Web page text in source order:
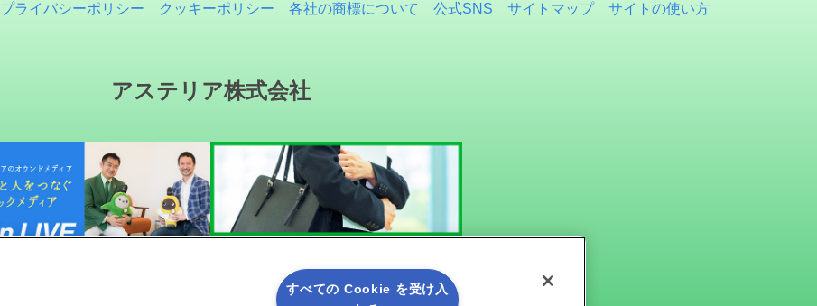
プライバシーポリシー クッキーポリシー 各社の商標について 公式SNS サイトマップ サイトの使い方
アステリア株式会社
すべての Cookie を受け入